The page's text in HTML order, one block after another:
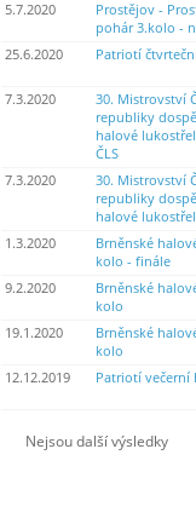
5.7.2020
Prostějov -
pohár 3.kolo -
25.6.2020 Patriotí
7.3.2020
30. Mistrovství
republiky
halové
ČLS
7.3.2020
30. Mistrovství
republiky
halové
1.3.2020
Brněnské
kolo - finále
9.2.2020
Brněnské
kolo
19.1.2020
Brněnské
kolo
12.12.2019 Patriotí večerní
Nejsou další výsledky